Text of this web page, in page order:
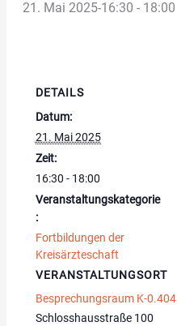
21. Mai 2025-16:30 - 18:00
DETAILS
Datum:
21. Mai 2025
Zeit:
16:30 - 18:00
Veranstaltungskategorie
:
Fortbildungen der
Kreisärzteschaft
VERANSTALTUNGSORT
Besprechungsraum K-0.404
Schlosshausstraße 100